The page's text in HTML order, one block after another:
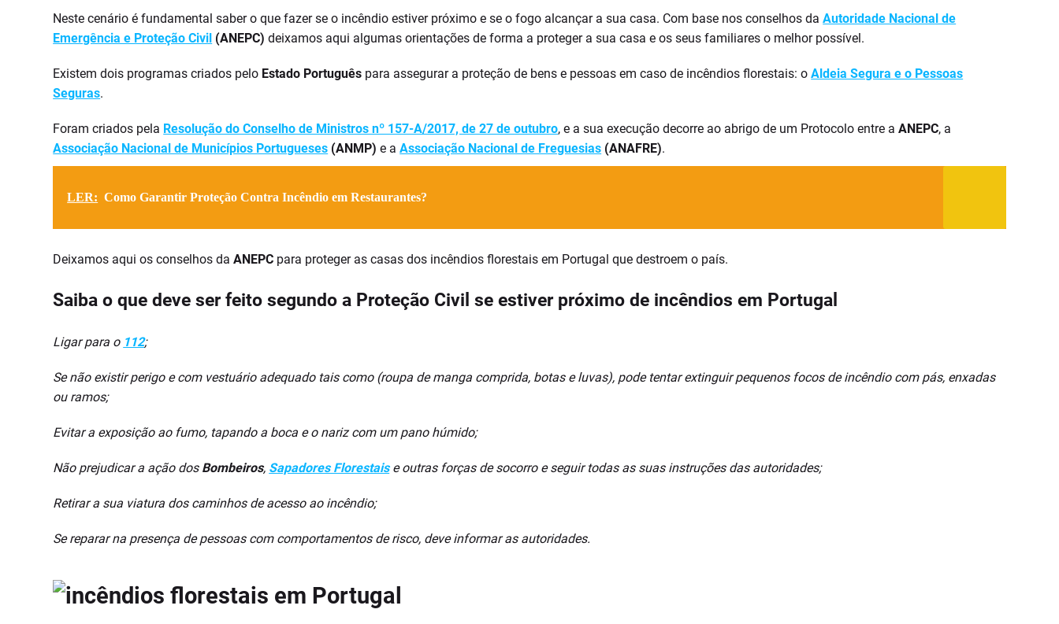
Neste cenário é fundamental saber o que fazer se o incêndio estiver próximo e se o fogo alcançar a sua casa. Com base nos conselhos daAutoridade Nacional de
Emergência e Proteção Civil (ANEPC) deixamos aqui algumas orientações de forma a proteger a sua casa e os seus familiares o melhor possível.
Existem dois programas criados pelo Estado Português para assegurar a proteção de bens e pessoas em caso de incêndios florestais: oAldeia Segura e o Pessoas
Seguras.
Foram criados pela Resolução do Conselho de Ministros nº 157-A/2017, de 27 de outubro,​ e a sua execução decorre ao abrigo de um Protocolo entre aANEPC, a
Associação Nacional de Municípios Portugueses (ANMP) e aAssociação Nacional de Freguesias (ANAFRE).
LER: Como Garantir Proteção Contra Incêndio em Restaurantes?
Deixamos aqui os conselhos daANEPC para proteger as casas dos incêndios florestais em Portugal que destroem o país.
Saiba o que deve ser feito segundo a Proteção Civil se estiver próximo de incêndios em Portugal
Ligar para o 112;
Se não existir perigo e com vestuário adequado tais como (roupa de manga comprida, botas e luvas), pode tentar extinguir pequenos focos de incêndio com pás, enxadas
ou ramos;
Evitar a exposição ao fumo, tapando a boca e o nariz com um pano húmido;
Não prejudicar a ação dos Bombeiros, Sapadores Florestaise outras forças de socorro e seguir todas as suas instruções das autoridades;
Retirar a sua viatura dos caminhos de acesso ao incêndio;
Se reparar na presença de pessoas com comportamentos de risco, deve informar as autoridades.